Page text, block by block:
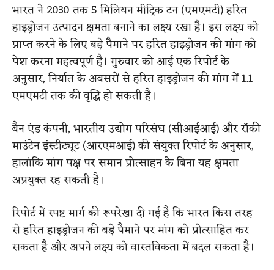
भारत ने 2030 तक 5 मिलियन मीट्रिक टन (एमएमटी) हरित
हाइड्रोजन उत्पादन क्षमता बनाने का लक्ष्य रखा है। इस लक्ष्य को
प्राप्त करने के लिए बड़े पैमाने पर हरित हाइड्रोजन की मांग को
पेश करना महत्वपूर्ण है। गुरुवार को आई एक रिपोर्ट के
अनुसार, निर्यात के अवसरों से हरित हाइड्रोजन की मांग में 1.1
एमएमटी तक की वृद्धि हो सकती है।
बैन एंड कंपनी, भारतीय उद्योग परिसंघ (सीआईआई) और रॉकी
माउंटेन इंस्टीट्यूट (आरएमआई) की संयुक्त रिपोर्ट के अनुसार,
हालांकि मांग पक्ष पर समान प्रोत्साहन के बिना यह क्षमता
अप्रयुक्त रह सकती है।
रिपोर्ट में स्पष्ट मार्ग की रूपरेखा दी गई है कि भारत किस तरह
से हरित हाइड्रोजन की बड़े पैमाने पर मांग को प्रोत्साहित कर
सकता है और अपने लक्ष्य को वास्तविकता में बदल सकता है।